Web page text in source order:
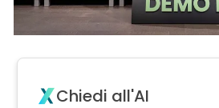
Chiedi all'AI